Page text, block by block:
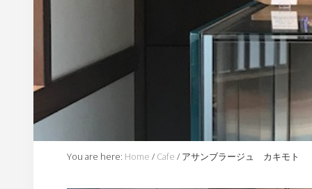
You are here: Home / Cafe / アサンブラージュ カキモト